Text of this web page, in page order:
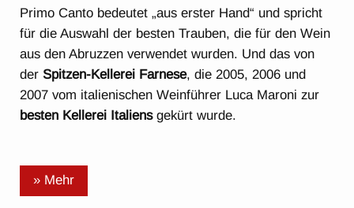
Primo Canto bedeutet „aus erster Hand“ und spricht
für die Auswahl der besten Trauben, die für den Wein
aus den Abruzzen verwendet wurden. Und das von
der Spitzen-Kellerei Farnese, die 2005, 2006 und
2007 vom italienischen Weinführer Luca Maroni zur
besten Kellerei Italiensgekürt wurde.
» Mehr